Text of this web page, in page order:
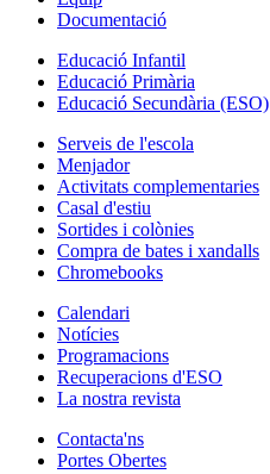
Documentació
Educació Infantil
Educació Primària
Educació Secundària (ESO)
Serveis de l'escola
Menjador
Activitats complementaries
Casal d'estiu
Sortides i colònies
Compra de bates i xandalls
Chromebooks
Calendari
Notícies
Programacions
Recuperacions d'ESO
La nostra revista
Contacta'ns
Portes Obertes